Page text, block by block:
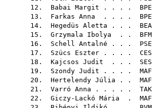
12. Babai Margit . . . . BPE
13. Farkas Anna . . . . BPE
14. Hegedüs Aletta . . . BEA
15. Grzymala Ibolya . . BFM
16. Schell Antalné . . . PSE
17. Szücs Eszter . . . . CES
18. Kajcsos Judit . . . SES
19. Szondy Judit . . . . MAF
20. Hertelendy Júlia . . MAF
21. Varró Anna . . . . . TAK
22. Giczy-Lackó Mária . MAF